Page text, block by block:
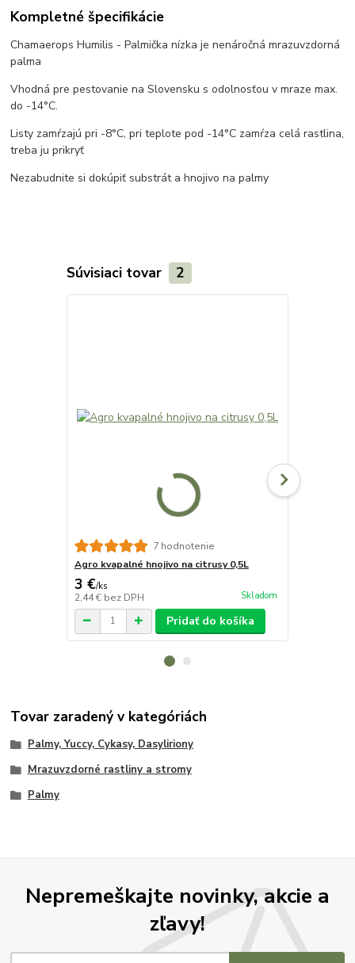
Kompletné špecifikácie
Chamaerops Humilis - Palmička nízka je nenáročná mrazuvzdorná
palma
Vhodná pre pestovanie na Slovensku s odolnosťou v mraze max.
do -14°C.
Listy zamŕzajú pri -8°C, pri teplote pod -14°C zamŕza celá rastlina,
treba ju prikryť
Nezabudnite si dokúpiť substrát a hnojivo na palmy
Súvisiaci tovar 2
7 hodnotenie
Agro kvapalné hnojivo na citrusy 0,5L
3 €/ks
2,44 € bez DPH Skladom
Pridať do košíka
Tovar zaradený v kategóriách
Palmy, Yuccy, Cykasy, Dasyliriony
Mrazuvzdorné rastliny a stromy
Palmy
Nepremeškajte novinky, akcie a
zľavy!